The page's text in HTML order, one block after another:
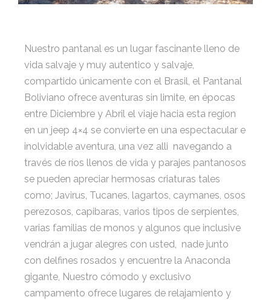
Nuestro pantanal es un lugar fascinante lleno de
vida salvaje y muy autentico y salvaje,
compartido únicamente con el Brasil, el Pantanal
Boliviano ofrece aventuras sin limite, en épocas
entre Diciembre y Abril el viaje hacia esta region
en un jeep 4×4 se convierte en una espectacular e
inolvidable aventura, una vez alli navegando a
través de ríos llenos de vida y parajes pantanosos
se pueden apreciar hermosas criaturas tales
como; Javirus, Tucanes, lagartos, caymanes, osos
perezosos, capibaras, varios tipos de serpientes,
varias familias de monos y algunos que inclusive
vendrán a jugar alegres con usted, nade junto
con delfines rosados y encuentre la Anaconda
gigante, Nuestro cómodo y exclusivo
campamento ofrece lugares de relajamiento y